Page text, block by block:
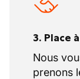
3. Place
Nous
prenons